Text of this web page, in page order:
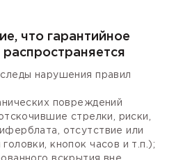
что гарантийное
нарушения правил
повреждений
стрелки, риски,
отсутствие или
кнопок часов и т.п.);